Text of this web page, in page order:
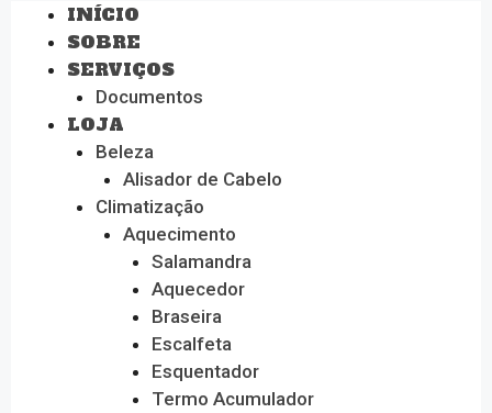
INÍCIO
SOBRE
SERVIÇOS
Documentos
LOJA
Beleza
Alisador de Cabelo
Climatização
Aquecimento
Salamandra
Aquecedor
Braseira
Escalfeta
Esquentador
Termo Acumulador